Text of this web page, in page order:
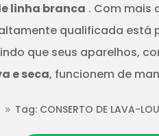
linha branca . Com mais
qualificada está
que seus aparelhos,
e seca, funcionem de
9 Tag: CONSERTO DE LAVA-